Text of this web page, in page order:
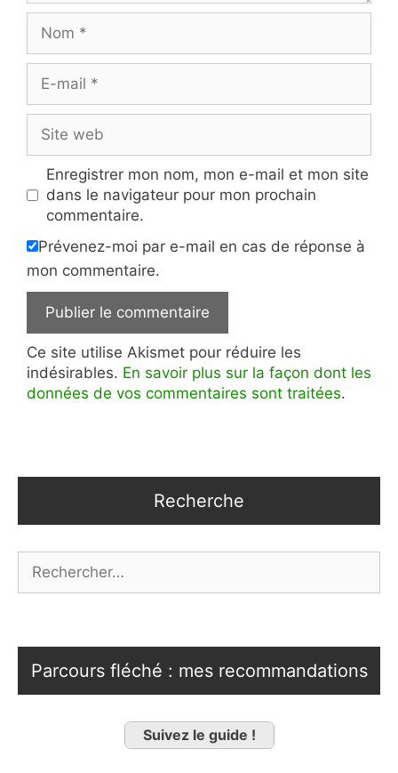
mail
web
Enregistrer mon nom, mon e-mail et mon site
dans le navigateur pour mon prochain
commentaire.
Prévenez-moi par e-mail en cas de réponse à
mon commentaire.
Ce site utilise Akismet pour réduire les
indésirables. En savoir plus sur la façon dont les
données de vos commentaires sont traitées.
Recherche
Parcours fléché : mes recommandations
Suivez le guide !